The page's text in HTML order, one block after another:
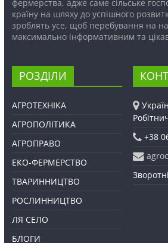
фермерства, адже саме сільське
країну на шляху до успішного
зроблять усе, щоб перебування на
максимально інформативним та
РОЗДІЛИ
АГРОТЕХНІКА
АГРОПОЛІТИКА
АГРОПРАВО
ЕКО-ФЕРМЕРСТВО
ТВАРИННИЦТВО
РОСЛИННИЦТВО
ЛЯ СЕЛО
БЛОГИ
+38